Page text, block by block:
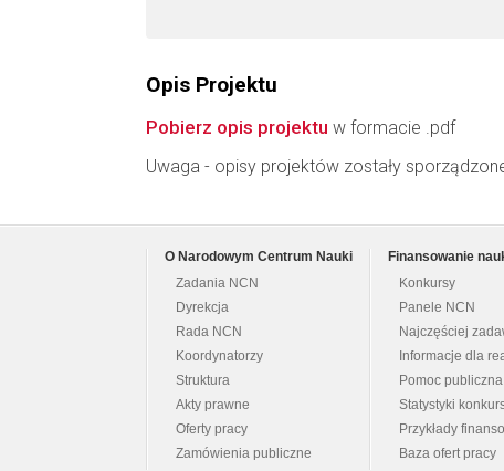
Opis Projektu
Pobierz opis projektu w formacie .pdf
Uwaga - opisy projektów zostały
O Narodowym Centrum Nauki
Zadania NCN
Dyrekcja
Rada NCN
Koordynatorzy
Struktura
Akty prawne
Oferty pracy
Zamówienia publiczne
Finansowanie
Konkursy
Panele NCN
Najczęściej
Informacje dla
Pomoc publiczna
Statystyki
Przykłady
Baza ofert pracy